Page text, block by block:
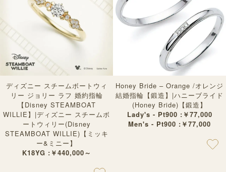
ディズニー スチームボートウィ
リー ジョリー ラフ 婚約指輪
【Disney STEAMBOAT
WILLIE】|ディズニー スチームボ
ートウィリー(Disney
STEAMBOAT WILLIE)【ミッキ
ー&ミニー】
K18YG :￥440,000～
Honey Bride – Orange /オレンジ
結婚指輪【鍛造】|ハニーブライド
(Honey Bride)【鍛造】
Lady's - Pt900 :￥77,000
Men's - Pt900 :￥77,000